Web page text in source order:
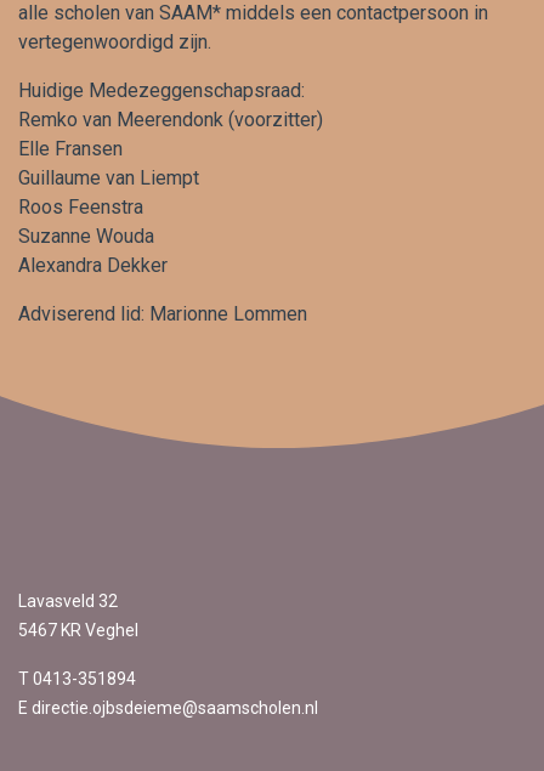
alle scholen van SAAM* middels een contactpersoon in
vertegenwoordigd zijn.
Huidige Medezeggenschapsraad:
Remko van Meerendonk (voorzitter)
Elle Fransen
Guillaume van Liempt
Roos Feenstra
Suzanne Wouda
Alexandra Dekker
Adviserend lid: Marionne Lommen
Lavasveld 32
5467 KR Veghel
T 0413-351894
E directie.ojbsdeieme@saamscholen.nl